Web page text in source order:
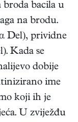
broda bacila u
na brodu.
Del), prividne
Kada se
dobije
ime
koji ih je
U zviježđu